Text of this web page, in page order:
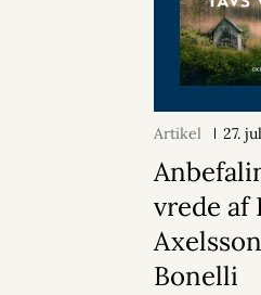
Artikel 27.
vrede af
Bonelli